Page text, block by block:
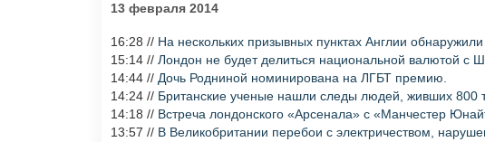
13 февраля 2014
16:28 // На нескольких призывных пунктах Англии
15:14 // Лондон не будет делиться национальной валютой с
14:44 // Дочь Родниной номинирована на ЛГБТ премию.
14:24 // Британские ученые нашли следы людей, живших 800
14:18 // Встреча лондонского «Арсенала» с «Манчестер
13:57 // В Великобритании перебои с электричеством,